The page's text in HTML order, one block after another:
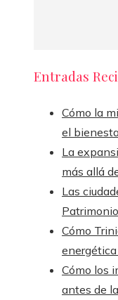
Entradas
Cómo la
el
La
más allá
Las
Cómo
Cómo los
antes de